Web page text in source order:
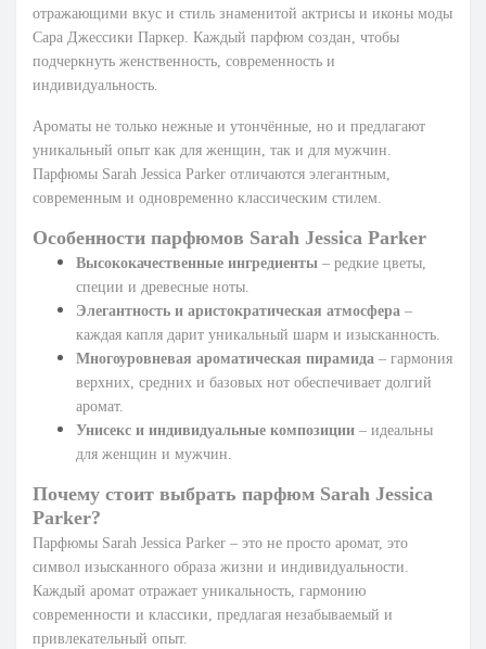
отражающими вкус и стиль знаменитой актрисы и иконы моды
Сара Джессики Паркер. Каждый парфюм создан, чтобы
подчеркнуть женственность, современность и
индивидуальность.
Ароматы не только нежные и утончённые, но и предлагают
уникальный опыт как для женщин, так и для мужчин.
Парфюмы Sarah Jessica Parker отличаются элегантным,
современным и одновременно классическим стилем.
Особенности парфюмов Sarah Jessica Parker
Высококачественные ингредиенты – редкие цветы,
специи и древесные ноты.
Элегантность и аристократическая атмосфера –
каждая капля дарит уникальный шарм и изысканность.
Многоуровневая ароматическая пирамида – гармония
верхних, средних и базовых нот обеспечивает долгий
аромат.
Унисекс и индивидуальные композиции – идеальны
для женщин и мужчин.
Почему стоит выбрать парфюм Sarah Jessica
Parker?
Парфюмы Sarah Jessica Parker – это не просто аромат, это
символ изысканного образа жизни и индивидуальности.
Каждый аромат отражает уникальность, гармонию
современности и классики, предлагая незабываемый и
привлекательный опыт.